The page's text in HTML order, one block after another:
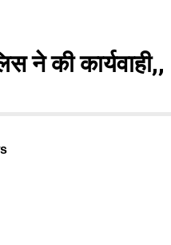
ने की कार्यवाही,,